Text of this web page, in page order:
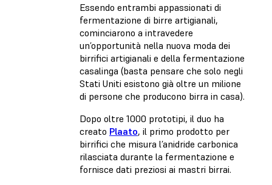
Essendo entrambi appassionati di
fermentazione di birre artigianali,
cominciarono a intravedere
un’opportunità nella nuova moda dei
birrifici artigianali e della fermentazione
casalinga (basta pensare che solo negli
Stati Uniti esistono già oltre un milione
di persone che producono birra in casa).
Dopo oltre 1000 prototipi, il duo ha
creato Plaato, il primo prodotto per
birrifici che misura l’anidride carbonica
rilasciata durante la fermentazione e
fornisce dati preziosi ai mastri birrai.